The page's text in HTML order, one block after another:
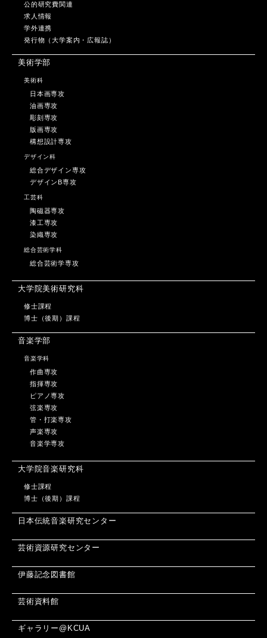
公的研究費関連
求人情報
学外連携
発行物（大学案内・広報誌）
美術学部
美術科
日本画専攻
油画専攻
彫刻専攻
版画専攻
構想設計専攻
デザイン科
総合デザイン専攻
デザインB専攻
工芸科
陶磁器専攻
漆工専攻
染織専攻
総合芸術学科
総合芸術学専攻
大学院美術研究科
修士課程
博士（後期）課程
音楽学部
音楽学科
作曲専攻
指揮専攻
ピアノ専攻
弦楽専攻
管・打楽専攻
声楽専攻
音楽学専攻
大学院音楽研究科
修士課程
博士（後期）課程
日本伝統音楽研究センター
芸術資源研究センター
伊藤記念図書館
芸術資料館
ギャラリー@KCUA